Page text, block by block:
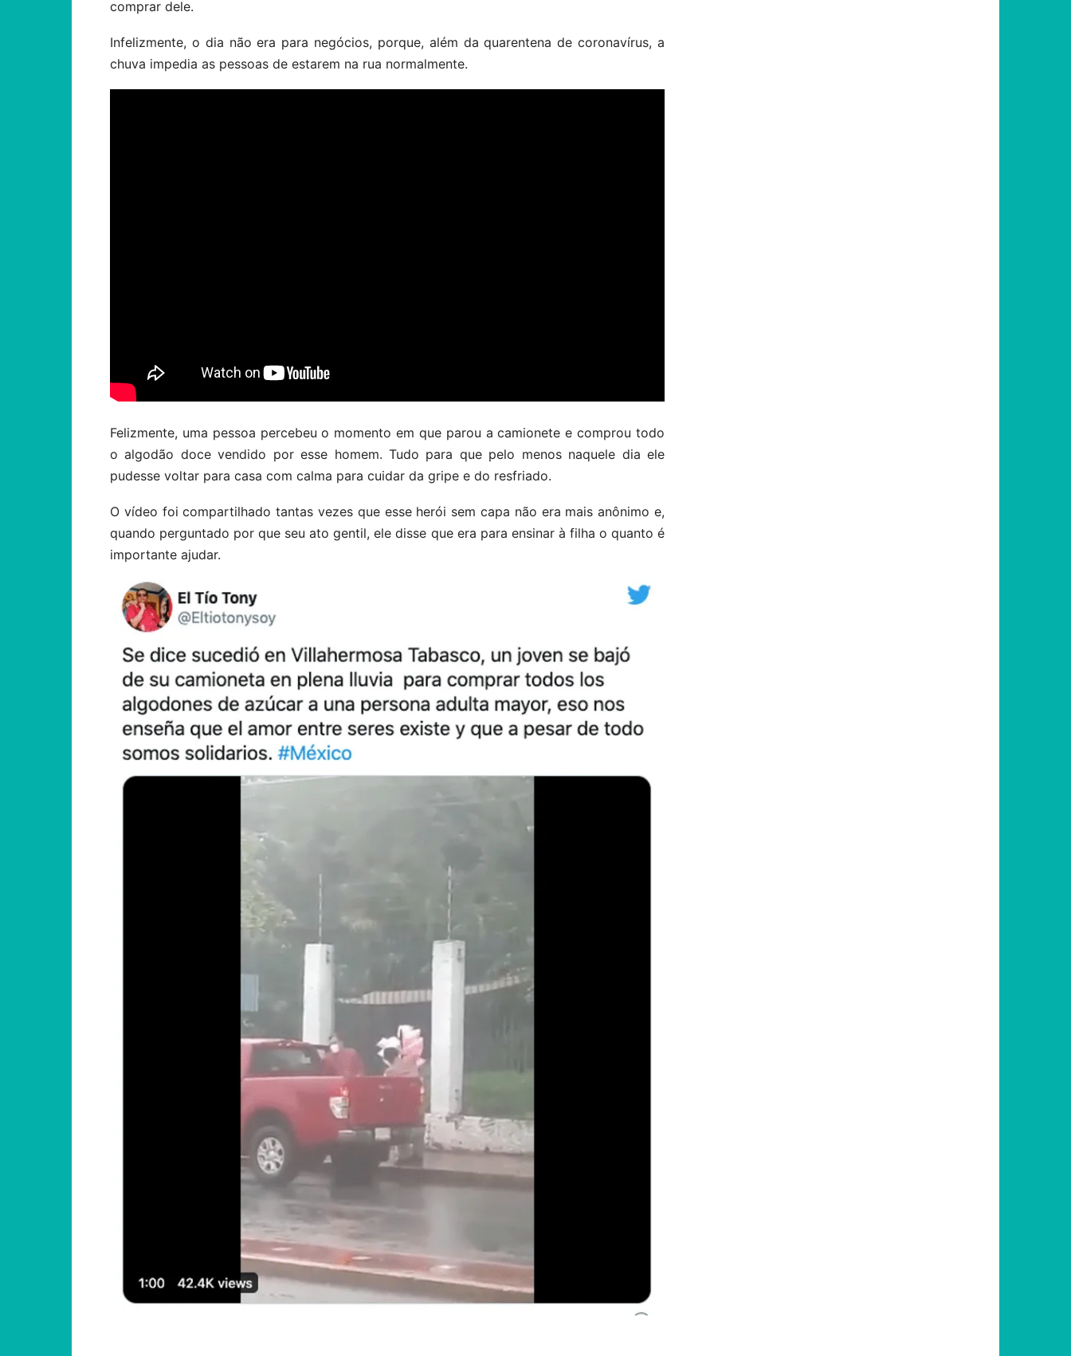
comprar dele.
Infelizmente, o dia não era para negócios, porque, além da quarentena de coronavírus, a
chuva impedia as pessoas de estarem na rua normalmente.
Felizmente, uma pessoa percebeu o momento em que parou a camionete e comprou todo
o algodão doce vendido por esse homem. Tudo para que pelo menos naquele dia ele
pudesse voltar para casa com calma para cuidar da gripe e do resfriado.
O vídeo foi compartilhado tantas vezes que esse herói sem capa não era mais anônimo e,
quando perguntado por que seu ato gentil, ele disse que era para ensinar à filha o quanto é
importante ajudar.